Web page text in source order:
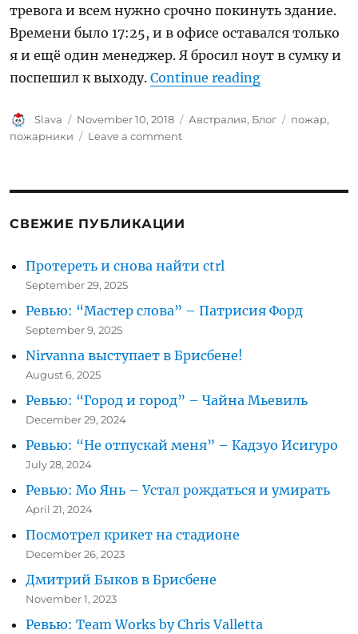
тревога и всем нужно срочно покинуть здание.
Времени было 17:25, и в офисе оставался только
я и ещё один менеджер. Я бросил ноут в сумку и
поспешил к выходу. Continue reading“Внимание
Author
Slava
Posted
on
November 10, 2018 Categories
Австралия, Блог Tags
пожар,
пожарники
Leave a commenton
здание!
СВЕЖИЕ ПУБЛИКАЦИИ
Протереть и снова найти ctrl
September 29, 2025
Ревью: “Мастер слова” – Патрисия Форд
September 9, 2025
Nirvanna выступает в Брисбене!
August 6, 2025
Ревью: “Город и город” – Чайна Мьевиль
December 29, 2024
Ревью: “Не отпускай меня” – Кадзуо Исигуро
July 28, 2024
Ревью: Мо Янь – Устал рождаться и умирать
April 21, 2024
Посмотрел крикет на стадионе
December 26, 2023
Дмитрий Быков в Брисбене
November 1, 2023
Ревью: Team Works by Chris Valletta